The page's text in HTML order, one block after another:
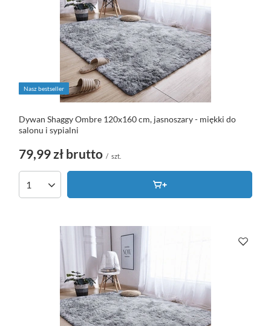
Nasz bestseller
Dywan Shaggy Ombre 120x160 cm, jasnoszary - miękki do
salonu i sypialni
79,99 zł brutto / szt.